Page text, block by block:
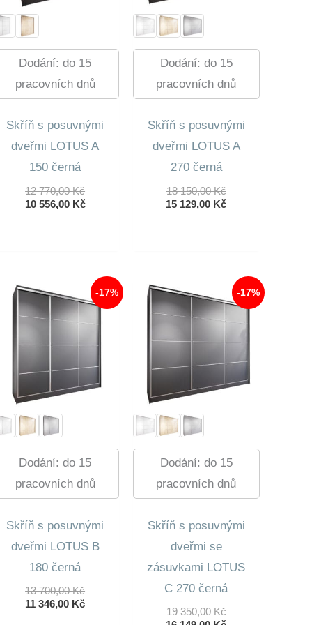
Dodání: do 15
pracovních dnů
Skříň s posuvnými
dveřmi LOTUS A
150 černá
12 770,00KčPůvodní
Cena
10 556,00 KčAktuální
Dodání: do 15
pracovních dnů
Skříň s posuvnými
dveřmi LOTUS A
270 černá
18 150,00KčPůvodní
Cena
15 129,00 KčAktuální
-17%
Dodání: do 15
pracovních dnů
Skříň s posuvnými
dveřmi LOTUS B
180 černá
13 700,00KčPůvodní
Cena
11 346,00 KčAktuální
-17%
Dodání: do 15
pracovních dnů
Skříň s posuvnými
dveřmi se
zásuvkami LOTUS
C 270 černá
19 350,00KčPůvodní